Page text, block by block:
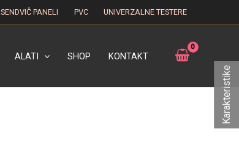
SENDVIČ PANELI PVC UNIVERZALNE TESTERE
ALATI SHOP KONTAKT
Karakteristike